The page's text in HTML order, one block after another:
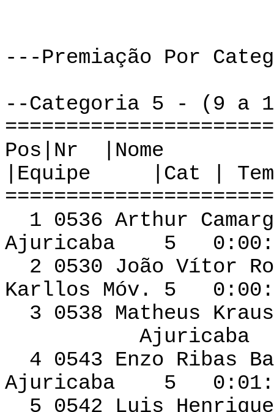
---Premiação Por
--Categoria 5 - (9 a
Pos|Nr
|Equipe |Cat |
1 0536 Arthur
Ajuricaba 5
2 0530 João Vítor
Karllos Móv. 5
3 0538 Matheus
Ajuricaba 5
4 0543 Enzo
Ajuricaba 5
5 0542 Luis